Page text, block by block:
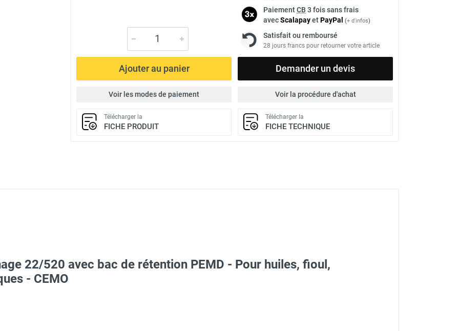
PaiementCB 3 fois sans frais
avecScalapayetPayPal (+ d'infos)
Satisfait ou remboursé
28 jours francs pour retourner votre article
Ajouter au panier Demander un devis
Voir les modes de paiement Voir la procédure d'achat
Télécharger la
FICHE PRODUIT
Télécharger la
FICHE TECHNIQUE
22/520 avec bac de rétention PEMD - Pour huiles, fioul,
- CEMO